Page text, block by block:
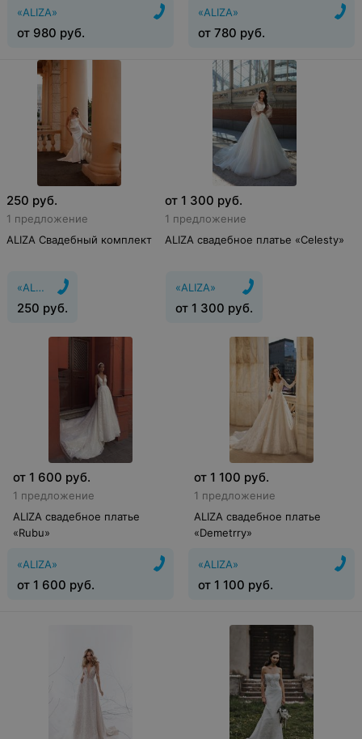
«ALIZA»
от 980 руб.
«ALIZA»
от 780 руб.
250 руб.
1 предложение
ALIZA Свадебный комплект
«ALIZA»
250 руб.
от 1 300 руб.
1 предложение
ALIZA свадебное платье «Celesty»
«ALIZA»
от 1 300 руб.
от 1 600 руб.
1 предложение
ALIZA свадебное платье
«Rubu»
«ALIZA»
от 1 600 руб.
от 1 100 руб.
1 предложение
ALIZA свадебное платье
«Demetrry»
«ALIZA»
от 1 100 руб.